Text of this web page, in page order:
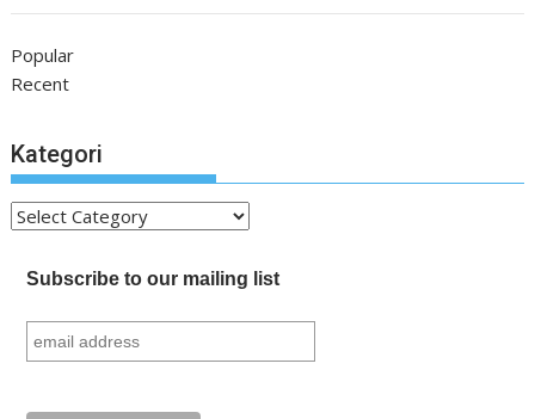
Popular
Recent
Kategori
Kategori
Subscribe to our mailing list